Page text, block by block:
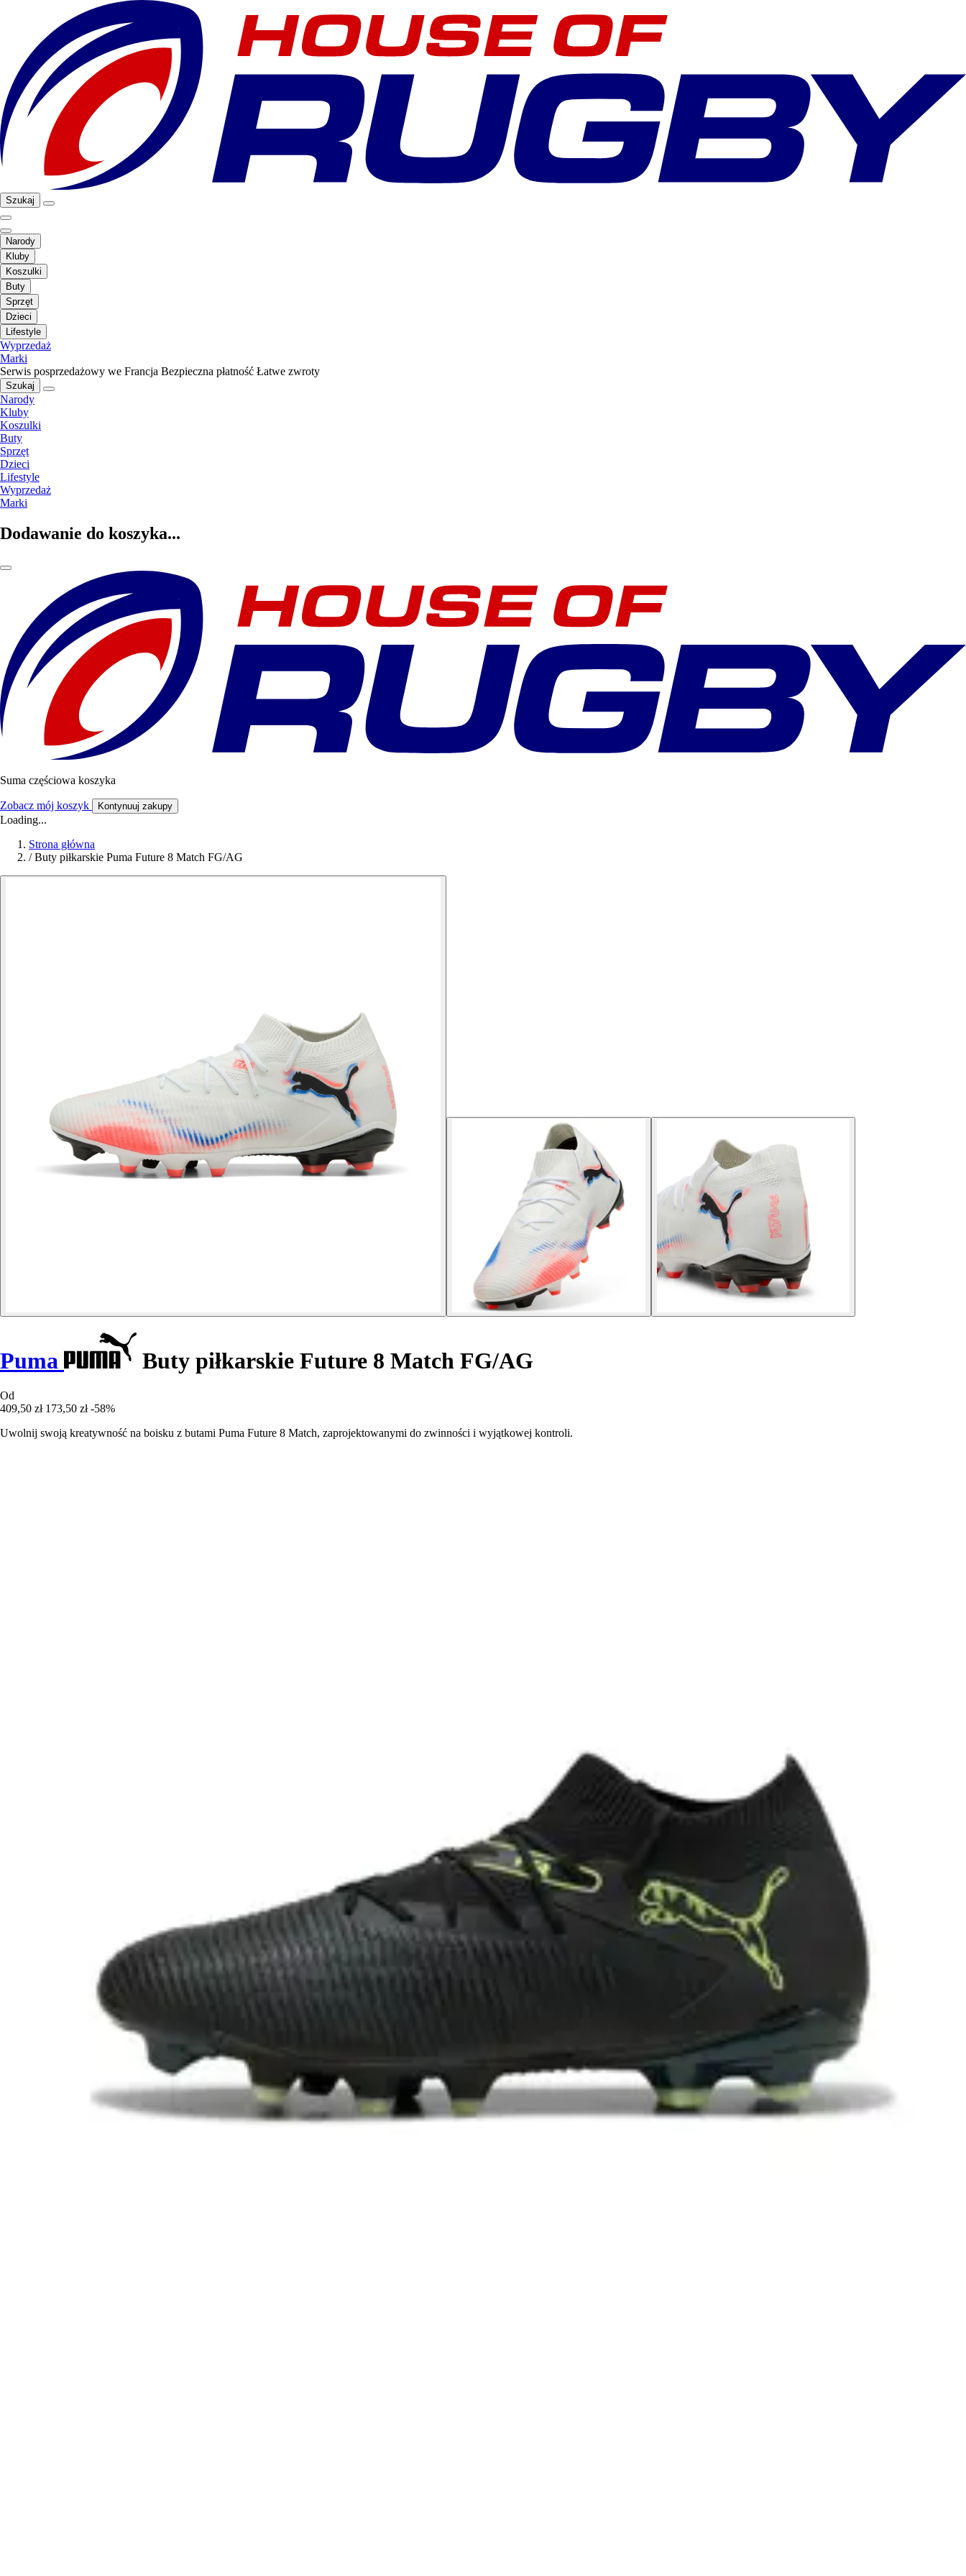
Szukaj
Narody
Kluby
Koszulki
Buty
Sprzęt
Dzieci
Lifestyle
Wyprzedaż
Marki
Serwis posprzedażowy we Francja Bezpieczna płatność Łatwe zwroty
Szukaj
Narody
Kluby
Koszulki
Buty
Sprzęt
Dzieci
Lifestyle
Wyprzedaż
Marki
Dodawanie do koszyka...
Suma częściowa koszyka
Zobacz mój koszyk Kontynuuj zakupy
Loading...
Strona główna
/ Buty piłkarskie Puma Future 8 Match FG/AG
Puma Buty piłkarskie Future 8 Match FG/AG
Od
409,50 zł 173,50 zł -58%
Uwolnij swoją kreatywność na boisku z butami Puma Future 8 Match, zaprojektowanymi do zwinności i wyjątkowej kontroli.